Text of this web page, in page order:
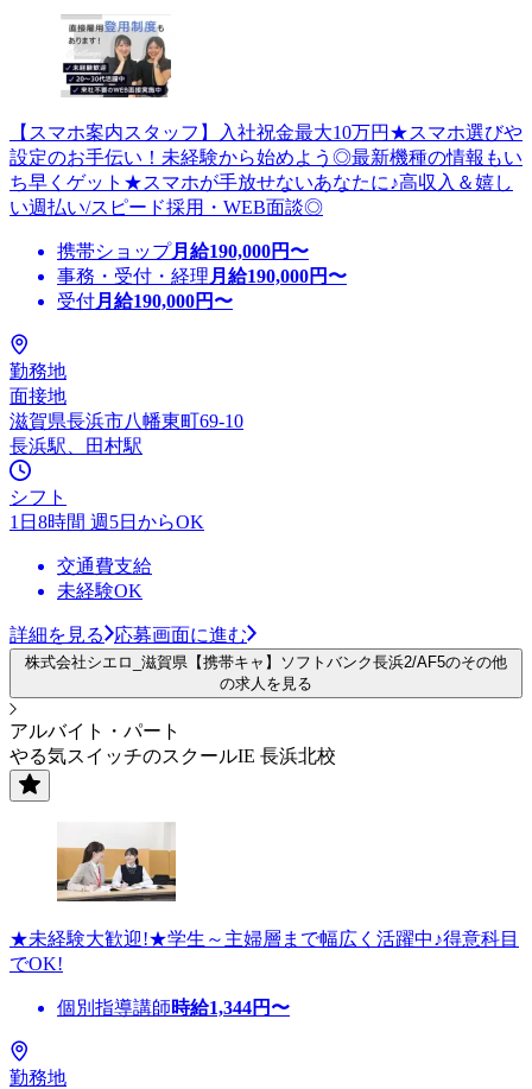
【スマホ案内スタッフ】入社祝金最大10万円★スマホ選びや
設定のお手伝い！未経験から始めよう◎最新機種の情報もい
ち早くゲット★スマホが手放せないあなたに♪高収入＆嬉し
い週払い/スピード採用・WEB面談◎
携帯ショップ月給190,000円〜
事務・受付・経理 月給190,000円〜
受付月給190,000円〜
勤務地
面接地
滋賀県長浜市八幡東町69-10
長浜駅、田村駅
シフト
1日8時間 週5日からOK
交通費支給
未経験OK
詳細を見る 応募画面に進む
株式会社シエロ_滋賀県【携帯キャ】ソフトバンク長浜2/AF5のその他
の求人を見る
アルバイト・パート
やる気スイッチのスクールIE 長浜北校
★未経験大歓迎!★学生～主婦層まで幅広く活躍中♪得意科目
でOK!
個別指導講師時給1,344円〜
勤務地